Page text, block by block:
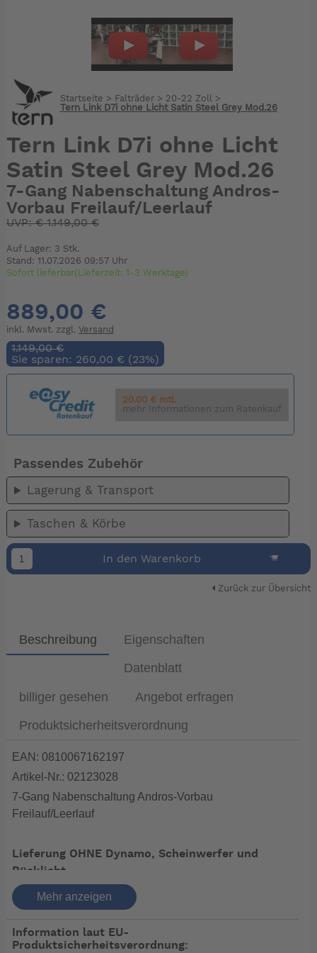
Startseite > Falträder> 20-22 Zoll
>
Tern Link D7i ohne Licht Satin Steel Grey Mod.26
Tern Link D7i ohne Licht
Satin Steel Grey Mod.26
7-Gang Nabenschaltung Andros-
Vorbau Freilauf/Leerlauf
UVP:€1.149,00 €
Auf Lager: 3 Stk.
Stand: 11.07.2026 09:57 Uhr
Sofort lieferbar(Lieferzeit: 1-3 Werktage)
889,00 €
inkl. Mwst. zzgl. Versand
1.149,00 €
Sie sparen: 260,00 € (23%)
20.00 € mtl.
mehr Informationen zum Ratenkauf
Passendes Zubehör
Lagerung & Transport
Taschen & Körbe
In den Warenkorb
Zurück zur Übersicht
Beschreibung Eigenschaften
Datenblatt
billiger gesehen Angebot erfragen
Produktsicherheitsverordnung
EAN: 0810067162197
Artikel-Nr.: 02123028
7-Gang Nabenschaltung Andros-Vorbau
Freilauf/Leerlauf
Lieferung OHNE Dynamo, Scheinwerfer und
Rücklicht.
das Tern Link D7i ist die hochwertigste Version der Link
Vorteile auf einen Blick:
Mehr anzeigen
Information laut EU-
Produktsicherheitsverordnung: